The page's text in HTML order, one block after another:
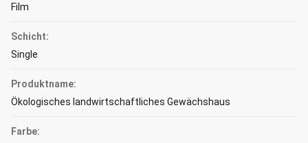
Film
Schicht:
Single
Produktname:
Ökologisches landwirtschaftliches Gewächshaus
Farbe: